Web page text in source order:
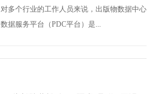
对多个行业的工作人员来说，出版物数据中心
数据服务平台（PDC平台）是...